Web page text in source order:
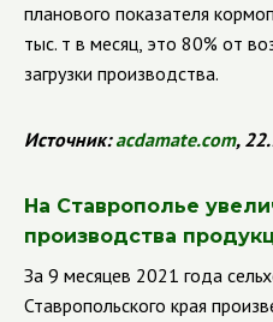
планового показателя
тыс. т в месяц, это 80% от
загрузки производства.
Источник:acdamate.com,
На Ставрополье
производства
За 9 месяцев 2021 года
Ставропольского края